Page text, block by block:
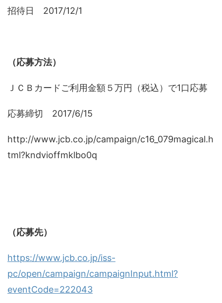
招待日 2017/12/1
（応募方法）
ＪＣＢカードご利用金額５万円（税込）で1口応募
応募締切 2017/6/15
http://www.jcb.co.jp/campaign/c16_079magical.h
tml?kndvioffmklbo0q
（応募先）
https://www.jcb.co.jp/iss-
pc/open/campaign/campaignInput.html?
eventCode=222043